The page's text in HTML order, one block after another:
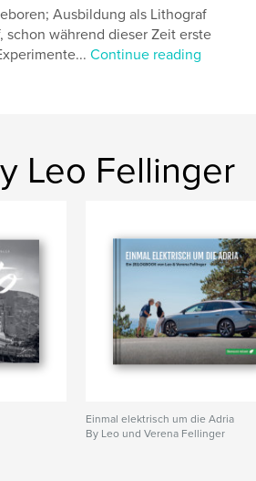
Inspiration,Entertainment
Landscape, 10×8 in, 25×20
, Mobilität , E-Auto
Ausbildung als Lithograf
schon während dieser Zeit erste
Continue reading
Leo Fellinger
Einmal elektrisch um die Adria
By Leo und Verena Fellinger